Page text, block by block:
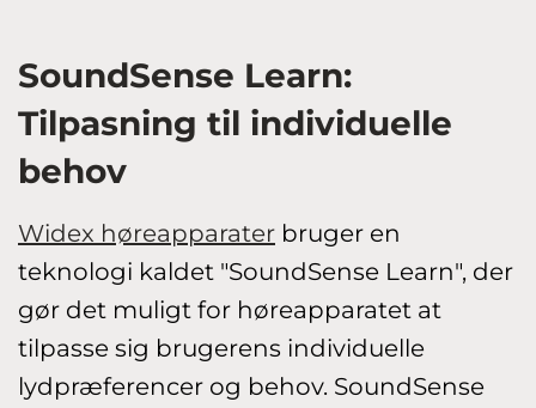
SoundSense Learn:
Tilpasning til individuelle
behov
Widex høreapparater bruger en
teknologi kaldet "SoundSense Learn", der
gør det muligt for høreapparatet at
tilpasse sig brugerens individuelle
lydpræferencer og behov. SoundSense